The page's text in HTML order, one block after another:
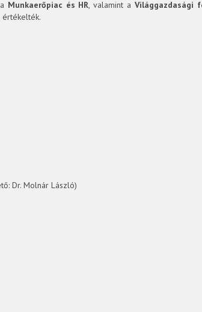
Munkaerőpiac és HR, valamint a Világgazdasági
értékelték.
Dr. Molnár László)